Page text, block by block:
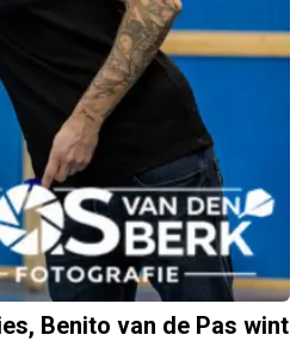
Benito van de Pas wint